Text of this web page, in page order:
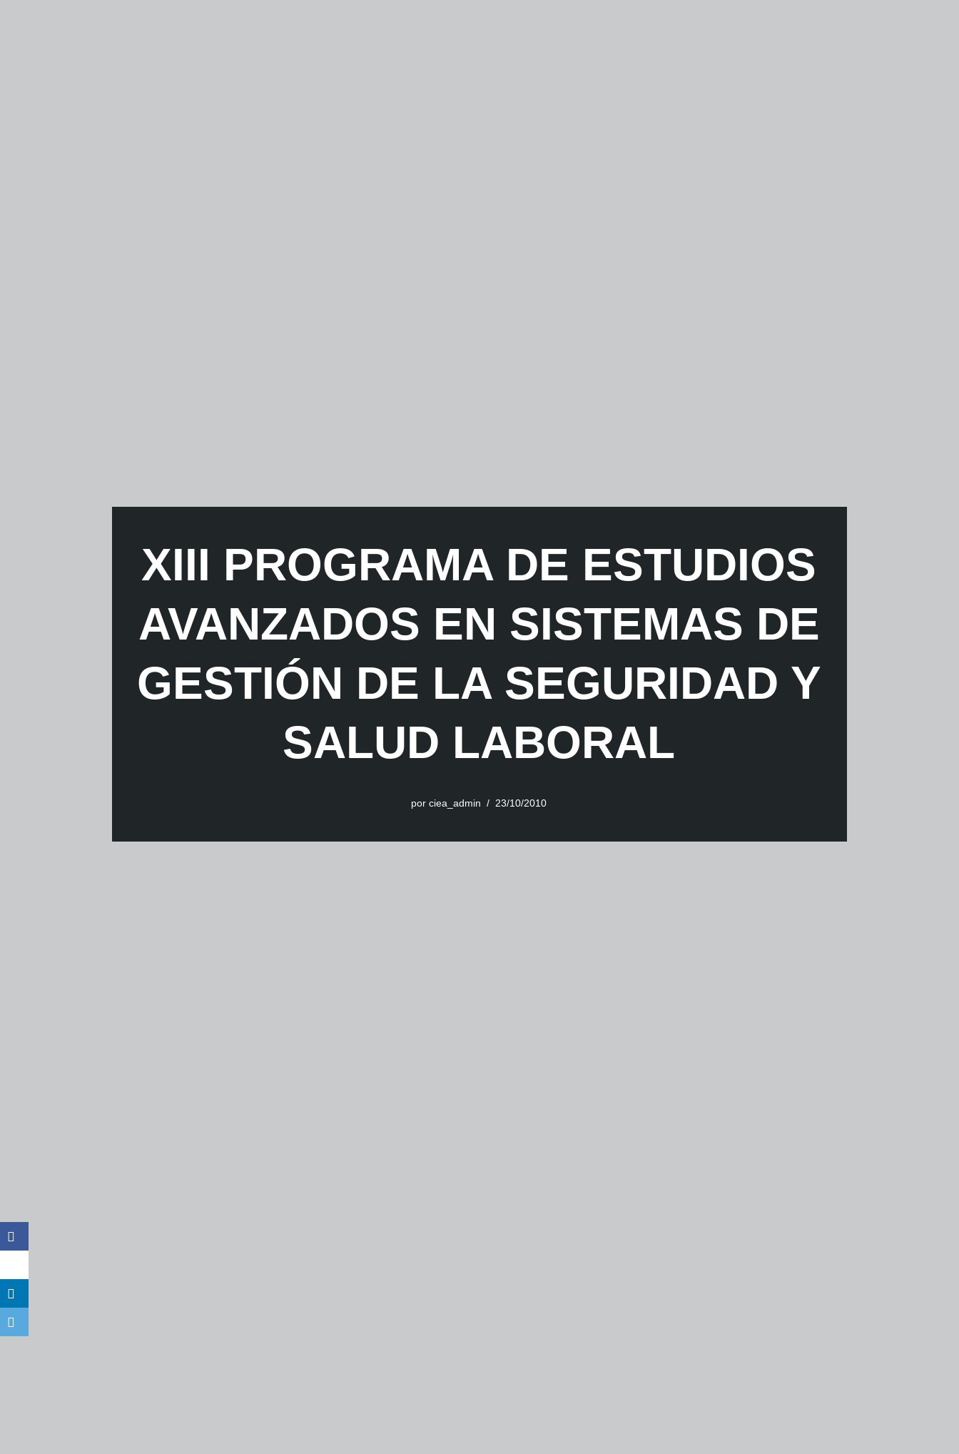
XIII PROGRAMA DE ESTUDIOS
AVANZADOS EN SISTEMAS DE
GESTIÓN DE LA SEGURIDAD Y
SALUD LABORAL
por ciea_admin 23/10/2010